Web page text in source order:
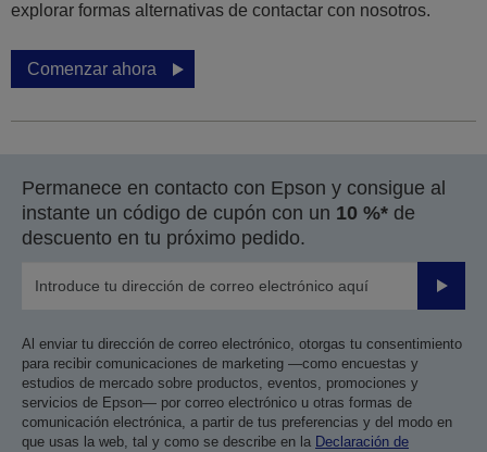
explorar formas alternativas de contactar con nosotros.
Comenzar ahora
Permanece en contacto con Epson y consigue al
instante un código de cupón con un 10 %* de
descuento en tu próximo pedido.
Enviar
Al enviar tu dirección de correo electrónico, otorgas tu consentimiento
para recibir comunicaciones de marketing —como encuestas y
estudios de mercado sobre productos, eventos, promociones y
servicios de Epson— por correo electrónico u otras formas de
comunicación electrónica, a partir de tus preferencias y del modo en
que usas la web, tal y como se describe en la Declaración de